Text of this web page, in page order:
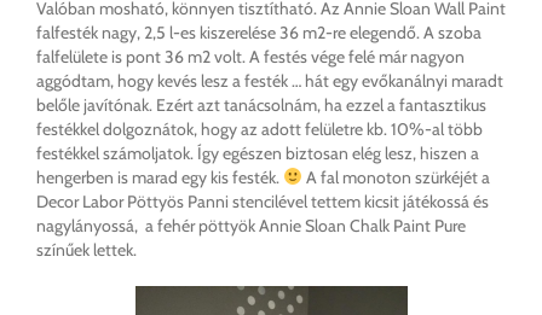
Valóban mosható, könnyen tisztítható. Az Annie Sloan Wall Paint
falfesték nagy, 2,5 l-es kiszerelése 36 m2-re elegendő. A szoba
falfelülete is pont 36 m2 volt. A festés vége felé már nagyon
aggódtam, hogy kevés lesz a festék … hát egy evőkanálnyi maradt
belőle javítónak. Ezért azt tanácsolnám, ha ezzel a fantasztikus
festékkel dolgoznátok, hogy az adott felületre kb. 10%-al több
festékkel számoljatok. Így egészen biztosan elég lesz, hiszen a
hengerben is marad egy kis festék.
A fal monoton szürkéjét a
Decor Labor Pöttyös Panni stencilével tettem kicsit játékossá és
nagylányossá, a fehér pöttyök Annie Sloan Chalk Paint Pure
színűek lettek.